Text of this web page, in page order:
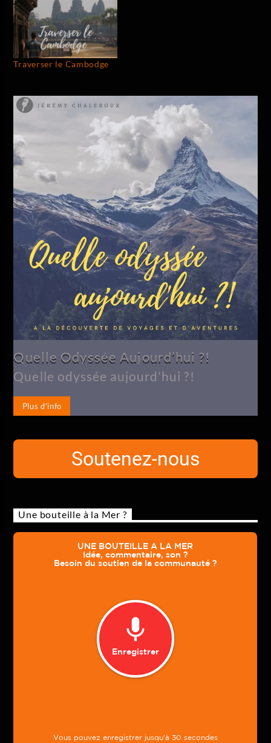
Traverser le Cambodge
Quelle Odyssée Aujourd’hui ?!
Quelle odyssée aujourd'hui ?!
Plus d'info
Soutenez-nous
Une bouteille à la Mer ?